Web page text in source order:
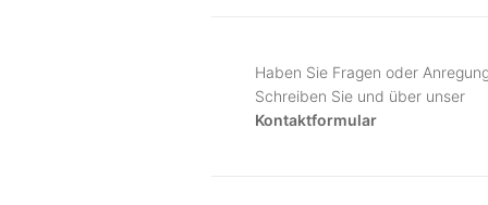
Haben Sie Fragen oder
Schreiben Sie und über unser
Kontaktformular